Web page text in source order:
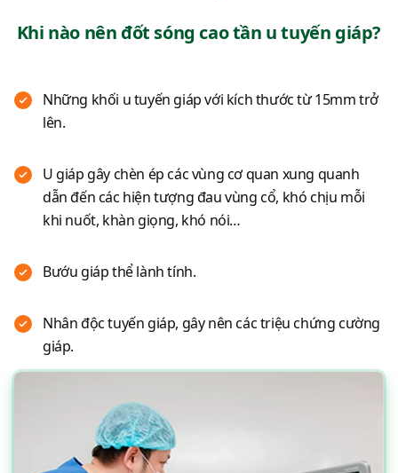
Khi nào nên đốt sóng cao tần u tuyến giáp?
Những khối u tuyến giáp với kích thước từ 15mm trở
lên.
U giáp gây chèn ép các vùng cơ quan xung quanh
dẫn đến các hiện tượng đau vùng cổ, khó chịu mỗi
khi nuốt, khàn giọng, khó nói…
Bướu giáp thể lành tính.
Nhân độc tuyến giáp, gây nên các triệu chứng cường
giáp.